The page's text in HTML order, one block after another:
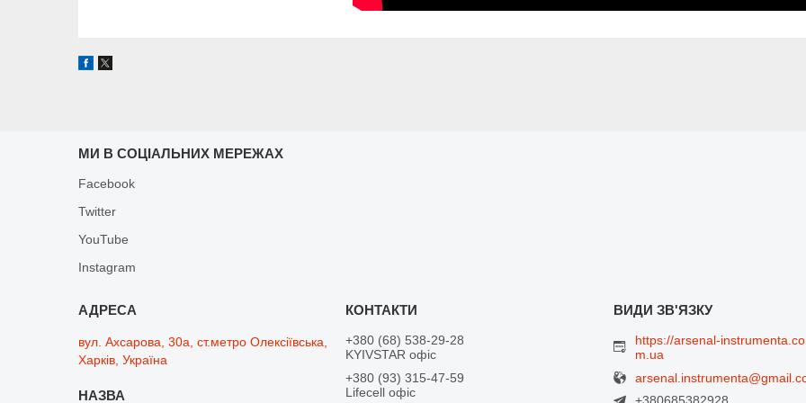
МИ В СОЦІАЛЬНИХ МЕРЕЖАХ
Facebook
Twitter
YouTube
Instagram
вул. Ахсарова, 30а, ст.метро Олексіївська,
Харків, Україна
+380 (68) 538-29-28
KYIVSTAR офіс
+380 (93) 315-47-59
Lifecell офіс
https://arsenal-instrumenta.co
m.ua
+380685382928